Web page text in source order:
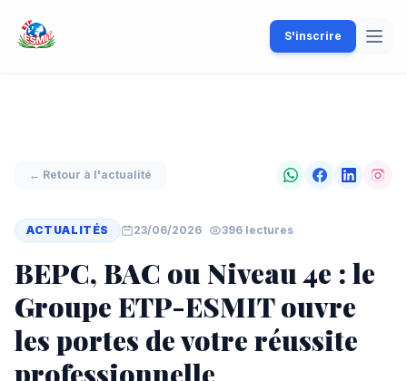
S'inscrire
← Retour à l'actualité
ACTUALITÉS 23/06/2026 396 lectures
BEPC, BAC ou Niveau 4e : le
Groupe ETP-ESMIT ouvre
les portes de votre réussite
professionnelle